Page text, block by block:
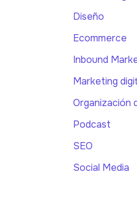
Diseño
Ecommerce
Inbound
Marketing
Organización
Podcast
SEO
Social Media